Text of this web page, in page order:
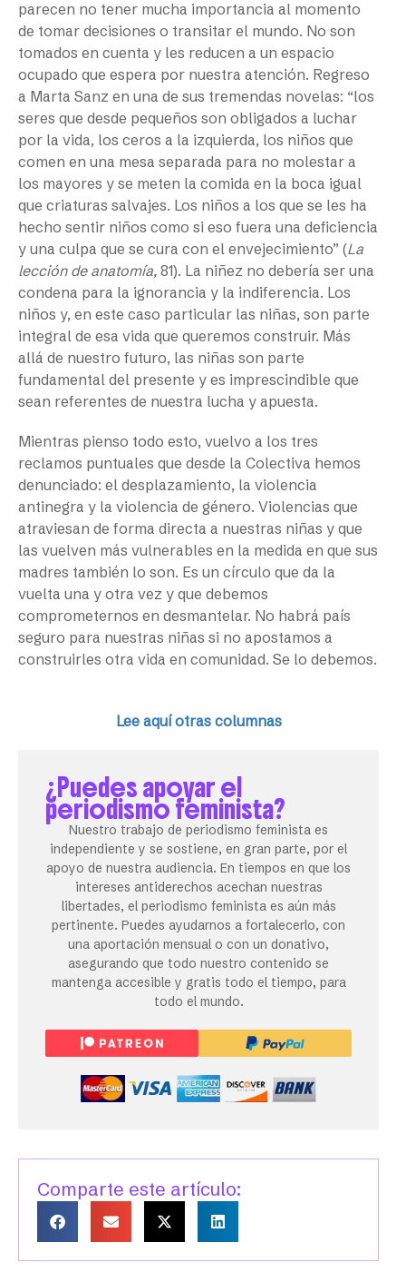
parecen no tener mucha importancia al momento
de tomar decisiones o transitar el mundo. No son
tomados en cuenta y les reducen a un espacio
ocupado que espera por nuestra atención. Regreso
a Marta Sanz en una de sus tremendas novelas: “los
seres que desde pequeños son obligados a luchar
por la vida, los ceros a la izquierda, los niños que
comen en una mesa separada para no molestar a
los mayores y se meten la comida en la boca igual
que criaturas salvajes. Los niños a los que se les ha
hecho sentir niños como si eso fuera una deficiencia
y una culpa que se cura con el envejecimiento” (La
lección de anatomía, 81). La niñez no debería ser una
condena para la ignorancia y la indiferencia. Los
niños y, en este caso particular las niñas, son parte
integral de esa vida que queremos construir. Más
allá de nuestro futuro, las niñas son parte
fundamental del presente y es imprescindible que
sean referentes de nuestra lucha y apuesta.
Mientras pienso todo esto, vuelvo a los tres
reclamos puntuales que desde la Colectiva hemos
denunciado: el desplazamiento, la violencia
antinegra y la violencia de género. Violencias que
atraviesan de forma directa a nuestras niñas y que
las vuelven más vulnerables en la medida en que sus
madres también lo son. Es un círculo que da la
vuelta una y otra vez y que debemos
comprometernos en desmantelar. No habrá país
seguro para nuestras niñas si no apostamos a
construirles otra vida en comunidad. Se lo debemos.
Lee aquí otras columnas
¿Puedes apoyar el
periodismo feminista?
Nuestro trabajo de periodismo feminista es
independiente y se sostiene, en gran parte, por el
apoyo de nuestra audiencia. En tiempos en que los
intereses antiderechos acechan nuestras
libertades, el periodismo feminista es aún más
pertinente. Puedes ayudarnos a fortalecerlo, con
una aportación mensual o con un donativo,
asegurando que todo nuestro contenido se
mantenga accesible y gratis todo el tiempo, para
todo el mundo.
Comparte este artículo: